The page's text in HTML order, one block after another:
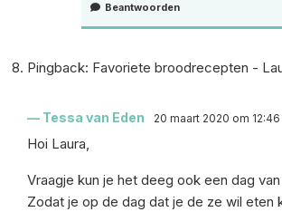
Beantwoorden
Pingback: Favoriete broodrecepten -
Tessa van Eden 20 maart 2020 om 12:46
Hoi Laura,
Vraagje kun je het deeg ook een dag
Zodat je op de dag dat je de ze wil eten